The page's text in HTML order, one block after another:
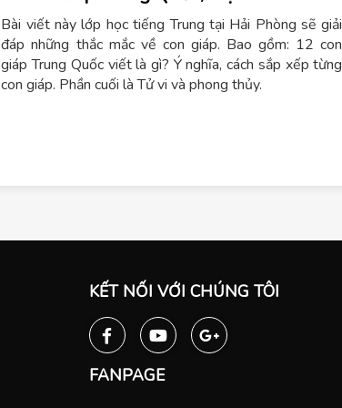
Bài viết này lớp học tiếng Trung tại Hải Phòng sẽ giải
đáp những thắc mắc về con giáp. Bao gồm: 12 con
giáp Trung Quốc viết là gì? Ý nghĩa, cách sắp xếp từng
con giáp. Phần cuối là Tử vi và phong thủy.
KẾT NỐI VỚI CHÚNG TÔI
FANPAGE